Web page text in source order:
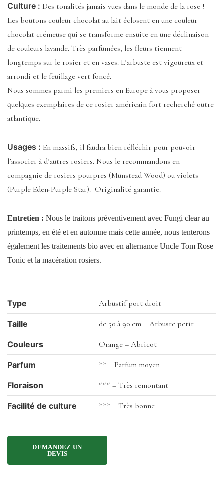
Culture : Des tonalités jamais vues dans le monde de la rose !
Les boutons couleur chocolat au lait éclosent en une couleur
chocolat crémeuse qui se transforme ensuite en une déclinaison
de couleurs lavande. Très parfumées, les fleurs tiennent
longtemps sur le rosier et en vases. L’arbuste est vigoureux et
arrondi et le feuillage vert foncé.
Nous sommes parmi les premiers en Europe à vous proposer
quelques exemplaires de ce rosier américain fort recherché outre
atlantique.
Usages : En massifs, il faudra bien réfléchir pour pouvoir
l’associer à d’autres rosiers. Nous le recommandons en
compagnie de rosiers pourpres (Munstead Wood) ou violets
(Purple Eden-Purple Star). Originalité garantie.
Entretien : Nous le traitons préventivement avec Fungi clear au
printemps, en été et en automne mais cette année, nous tenterons
également les traitements bio avec en alternance Uncle Tom Rose
Tonic et la macération rosiers.
Type Arbustif port droit
Taille de 50 à 90 cm – Arbuste petit
Couleurs Orange – Abricot
Parfum ** – Parfum moyen
Floraison *** – Très remontant
Facilité de culture *** – Très bonne